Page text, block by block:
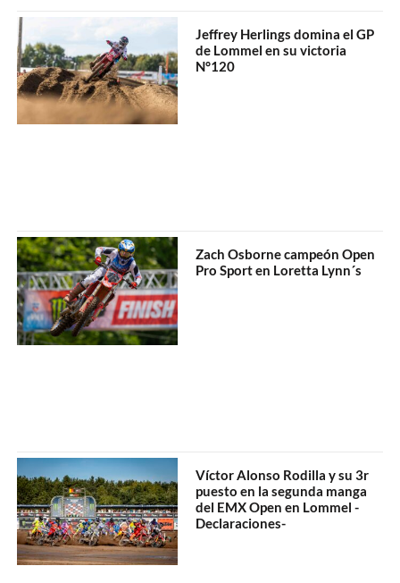
Jeffrey Herlings domina el GP
de Lommel en su victoria
N°120
Zach Osborne campeón Open
Pro Sport en Loretta Lynn´s
Víctor Alonso Rodilla y su 3r
puesto en la segunda manga
del EMX Open en Lommel -
Declaraciones-